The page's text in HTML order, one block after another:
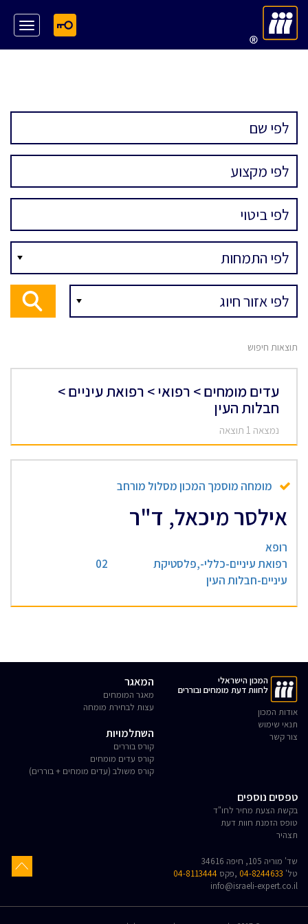
תוצאות חיפוש
עדים מומחים > רפואי > רפואת עיניים >
חבלות העין
נמצאה 1 תוצאה
מומחה מוסמך המכון מסלול מורחב
אילסר מיכאל, ד"ר
רופא
רפואת עיניים-כללי-,פלסטיקת
עיניים-חבלות העין
02
המכון הישראלי
לחוות דעת מומחים ובוררים
אודות המכון
תנאי שימוש
צור קשר
המאגר
מאגר המומחים
עצות לבחירת מומחה
השתלמויות
קורס בוררים
קורס עדים מומחים
קורס משולב (עדים מומחים + בוררים)
טפסים נוספים
בקשת הצעת מחיר לחו"ד
טופס הזמנת חוות דעת
תצהיר
שד' מוריה 105, חיפה 34616
טל' 04-8244633 ,פקס 04-8113444
info@israeli-expert.co.il